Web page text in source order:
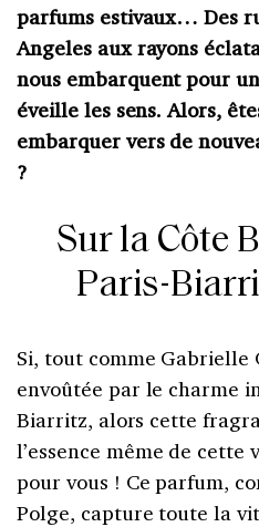
parfums estivaux… Des
Angeles aux rayons
nous embarquent pour
éveille les sens. Alors,
embarquer vers de
?
Sur la Côte
Paris-
Si, tout comme Gabrielle
envoûtée par le charme
Biarritz, alors cette
l’essence même de
pour vous ! Ce parfum,
Polge, capture toute la